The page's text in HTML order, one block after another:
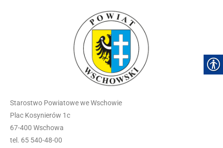
Starostwo Powiatowe we Wschowie
Plac Kosynierów 1c
67-400 Wschowa
tel. 65 540-48-00